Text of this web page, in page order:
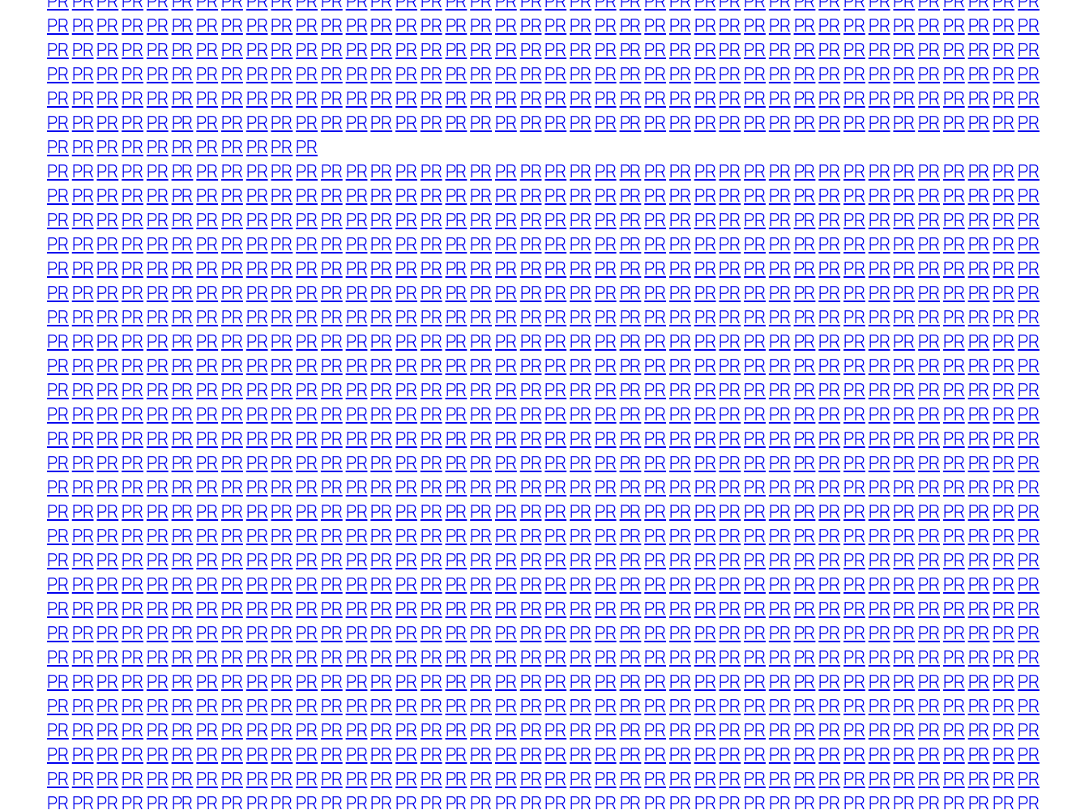
PR PRPR PR PR PR PR PR PRPR PR PR PRPR PR PR PR PR PR PRPR PR PR PR PR PR PRPR PR PR PR PR PR PRPR PR PR PR PR PR
PR PRPR PR PR PR PR PR PRPR PR PR PRPR PR PR PR PR PR PRPR PR PR PR PR PR PRPR PR PR PR PR PR PRPR PR PR PR PR PR
PR PRPR PR PR PR PR PR PRPR PR PR PRPR PR PR PR PR PR PRPR PR PR PR PR PR PRPR PR PR PR PR PR PRPR PR PR PR PR PR
PR PRPR PR PR PR PR PR PRPR PR PR PRPR PR PR PR PR PR PRPR PR PR PR PR PR PRPR PR PR PR PR PR PRPR PR PR PR PR PR
PR PRPR PR PR PR PR PR PRPR PR PR PRPR PR PR PR PR PR PRPR PR PR PR PR PR PRPR PR PR PR PR PR PRPR PR PR PR PR PR
PR PRPR PR PR PR PR PR PRPR PR
PR PRPR PR PR PR PR PR PRPR PR PR PRPR PR PR PR PR PR PRPR PR PR PR PR PR PRPR PR PR PR PR PR PRPR PR PR PR PR PR
PR PRPR PR PR PR PR PR PRPR PR PR PRPR PR PR PR PR PR PRPR PR PR PR PR PR PRPR PR PR PR PR PR PRPR PR PR PR PR PR
PR PRPR PR PR PR PR PR PRPR PR PR PRPR PR PR PR PR PR PRPR PR PR PR PR PR PRPR PR PR PR PR PR PRPR PR PR PR PR PR
PR PRPR PR PR PR PR PR PRPR PR PR PRPR PR PR PR PR PR PRPR PR PR PR PR PR PRPR PR PR PR PR PR PRPR PR PR PR PR PR
PR PRPR PR PR PR PR PR PRPR PR PR PRPR PR PR PR PR PR PRPR PR PR PR PR PR PRPR PR PR PR PR PR PRPR PR PR PR PR PR
PR PRPR PR PR PR PR PR PRPR PR PR PRPR PR PR PR PR PR PRPR PR PR PR PR PR PRPR PR PR PR PR PR PRPR PR PR PR PR PR
PR PRPR PR PR PR PR PR PRPR PR PR PRPR PR PR PR PR PR PRPR PR PR PR PR PR PRPR PR PR PR PR PR PRPR PR PR PR PR PR
PR PRPR PR PR PR PR PR PRPR PR PR PRPR PR PR PR PR PR PRPR PR PR PR PR PR PRPR PR PR PR PR PR PRPR PR PR PR PR PR
PR PRPR PR PR PR PR PR PRPR PR PR PRPR PR PR PR PR PR PRPR PR PR PR PR PR PRPR PR PR PR PR PR PRPR PR PR PR PR PR
PR PRPR PR PR PR PR PR PRPR PR PR PRPR PR PR PR PR PR PRPR PR PR PR PR PR PRPR PR PR PR PR PR PRPR PR PR PR PR PR
PR PRPR PR PR PR PR PR PRPR PR PR PRPR PR PR PR PR PR PRPR PR PR PR PR PR PRPR PR PR PR PR PR PRPR PR PR PR PR PR
PR PRPR PR PR PR PR PR PRPR PR PR PRPR PR PR PR PR PR PRPR PR PR PR PR PR PRPR PR PR PR PR PR PRPR PR PR PR PR PR
PR PRPR PR PR PR PR PR PRPR PR PR PRPR PR PR PR PR PR PRPR PR PR PR PR PR PRPR PR PR PR PR PR PRPR PR PR PR PR PR
PR PRPR PR PR PR PR PR PRPR PR PR PRPR PR PR PR PR PR PRPR PR PR PR PR PR PRPR PR PR PR PR PR PRPR PR PR PR PR PR
PR PRPR PR PR PR PR PR PRPR PR PR PRPR PR PR PR PR PR PRPR PR PR PR PR PR PRPR PR PR PR PR PR PRPR PR PR PR PR PR
PR PRPR PR PR PR PR PR PRPR PR PR PRPR PR PR PR PR PR PRPR PR PR PR PR PR PRPR PR PR PR PR PR PRPR PR PR PR PR PR
PR PRPR PR PR PR PR PR PRPR PR PR PRPR PR PR PR PR PR PRPR PR PR PR PR PR PRPR PR PR PR PR PR PRPR PR PR PR PR PR
PR PRPR PR PR PR PR PR PRPR PR PR PRPR PR PR PR PR PR PRPR PR PR PR PR PR PRPR PR PR PR PR PR PRPR PR PR PR PR PR
PR PRPR PR PR PR PR PR PRPR PR PR PRPR PR PR PR PR PR PRPR PR PR PR PR PR PRPR PR PR PR PR PR PRPR PR PR PR PR PR
PR PRPR PR PR PR PR PR PRPR PR PR PRPR PR PR PR PR PR PRPR PR PR PR PR PR PRPR PR PR PR PR PR PRPR PR PR PR PR PR
PR PRPR PR PR PR PR PR PRPR PR PR PRPR PR PR PR PR PR PRPR PR PR PR PR PR PRPR PR PR PR PR PR PRPR PR PR PR PR PR
PR PRPR PR PR PR PR PR PRPR PR PR PRPR PR PR PR PR PR PRPR PR PR PR PR PR PRPR PR PR PR PR PR PRPR PR PR PR PR PR
PR PRPR PR PR PR PR PR PRPR PR PR PRPR PR PR PR PR PR PRPR PR PR PR PR PR PRPR PR PR PR PR PR PRPR PR PR PR PR PR
PR PRPR PR PR PR PR PR PRPR PR PR PRPR PR PR PR PR PR PRPR PR PR PR PR PR PRPR PR PR PR PR PR PRPR PR PR PR PR PR
PR PRPR PR PR PR PR PR PRPR PR PR PRPR PR PR PR PR PR PRPR PR PR PR PR PR PRPR PR PR PR PR PR PRPR PR PR PR PR PR
PR PRPR PR PR PR PR PR PRPR PR PR PRPR PR PR PR PR PR PRPR PR PR PR PR PR PRPR PR PR PR PR PR PRPR PR PR PR PR PR
PR PRPR PR PR PR PR PR PRPR PR PR PRPR PR PR PR PR PR PRPR PR PR PR PR PR PRPR PR PR PR PR PR PRPR PR PR PR PR PR